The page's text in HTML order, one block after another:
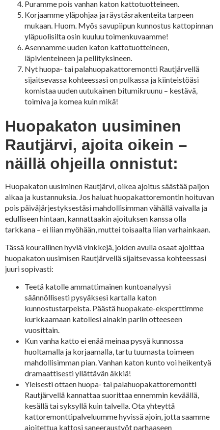
Puramme pois vanhan katon kattotuotteineen.
Korjaamme yläpohjaa ja räystäsrakenteita tarpeen
mukaan. Huom. Myös savupiipun kunnostus kattopinnan
yläpuolisilta osin kuuluu toimenkuvaamme!
Asennamme uuden katon kattotuotteineen,
läpivienteineen ja pellityksineen.
Nyt huopa- tai palahuopakattoremontti Rautjärvellä
sijaitsevassa kohteessasi on pulkassa ja kiinteistöäsi
komistaa uuden uutukainen bitumikruunu – kestävä,
toimiva ja komea kuin mikä!
Huopakaton uusiminen
Rautjärvi, ajoita oikein –
näillä ohjeilla onnistut:
Huopakaton uusiminen Rautjärvi, oikea ajoitus säästää paljon
aikaa ja kustannuksia. Jos haluat huopakattoremontin hoituvan
pois päiväjärjestyksestäsi mahdollisimman vähällä vaivalla ja
edulliseen hintaan, kannattaakin ajoituksen kanssa olla
tarkkana – ei liian myöhään, muttei toisaalta liian varhainkaan.
Tässä kourallinen hyviä vinkkejä, joiden avulla osaat ajoittaa
huopakaton uusimisen Rautjärvellä sijaitsevassa kohteessasi
juuri sopivasti:
Teetä katolle ammattimainen kuntoanalyysi
säännöllisesti pysyäksesi kartalla katon
kunnostustarpeista. Päästä huopakate-eksperttimme
kurkkaamaan katollesi ainakin pariin otteeseen
vuosittain.
Kun vanha katto ei enää meinaa pysyä kunnossa
huoltamalla ja korjaamalla, tartu tuumasta toimeen
mahdollisimman pian. Vanhan katon kunto voi heikentyä
dramaattisesti yllättävän äkkiä!
Yleisesti ottaen huopa- tai palahuopakattoremontti
Rautjärvellä kannattaa suorittaa ennemmin keväällä,
kesällä tai syksyllä kuin talvella. Ota yhteyttä
kattoremonttipalveluumme hyvissä ajoin, jotta saamme
ajoitettua kattosi saneeraustyöt parhaaseen